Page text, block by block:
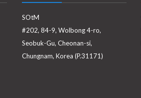
SOtM
#202, 84-9, Wolbong 4-ro,
Seobuk-Gu, Cheonan-si,
Chungnam, Korea (P.31171)